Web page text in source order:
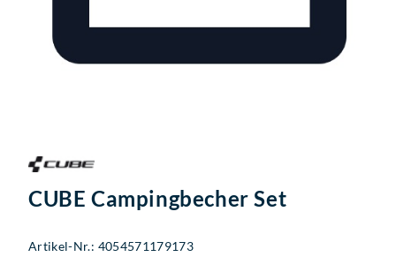
CUBE Campingbecher Set
Artikel-Nr.: 4054571179173